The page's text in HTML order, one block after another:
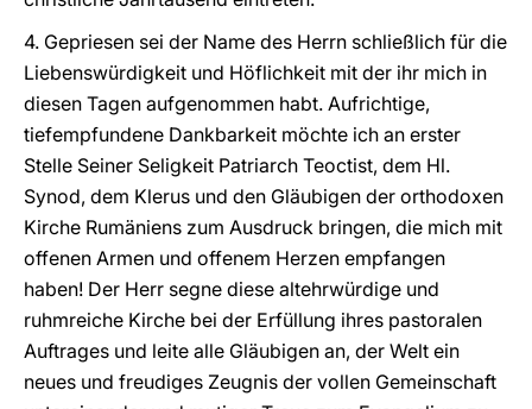
4. Gepriesen sei der Name des Herrn schließlich für die
Liebenswürdigkeit und Höflichkeit mit der ihr mich in
diesen Tagen aufgenommen habt. Aufrichtige,
tiefempfundene Dankbarkeit möchte ich an erster
Stelle Seiner Seligkeit Patriarch Teoctist, dem Hl.
Synod, dem Klerus und den Gläubigen der orthodoxen
Kirche Rumäniens zum Ausdruck bringen, die mich mit
offenen Armen und offenem Herzen empfangen
haben! Der Herr segne diese altehrwürdige und
ruhmreiche Kirche bei der Erfüllung ihres pastoralen
Auftrages und leite alle Gläubigen an, der Welt ein
neues und freudiges Zeugnis der vollen Gemeinschaft